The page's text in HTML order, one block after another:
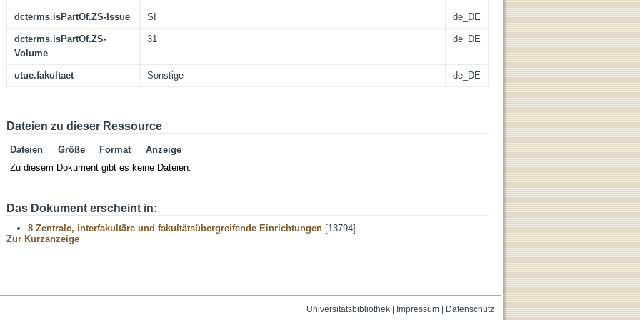
dcterms.isPartOf.ZS-Issue SI de_DE
dcterms.isPartOf.ZS-
Volume
31 de_DE
utue.fakultaet Sonstige de_DE
Dateien zu dieser Ressource
Dateien Größe Format
Anzeige
Zu diesem Dokument gibt es keine Dateien.
Das Dokument erscheint in:
8 Zentrale, interfakultäre und fakultätsübergreifende Einrichtungen [13794]
Zur Kurzanzeige
Universitätsbibliothek| Impressum| Datenschutz